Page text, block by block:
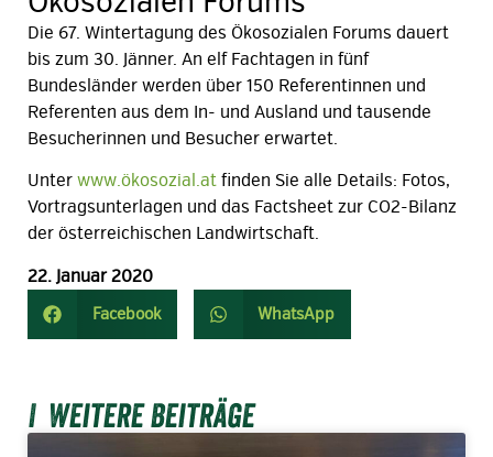
Die 67. Wintertagung des Ökosozialen Forums dauert
bis zum 30. Jänner. An elf Fachtagen in fünf
Bundesländer werden über 150 Referentinnen und
Referenten aus dem In- und Ausland und tausende
Besucherinnen und Besucher erwartet.
Unter www.ökosozial.at finden Sie alle Details: Fotos,
Vortragsunterlagen und das Factsheet zur CO2-Bilanz
der österreichischen Landwirtschaft.
22. Januar 2020
Facebook WhatsApp
Weitere Beiträge